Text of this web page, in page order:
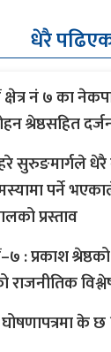
धेरै
नं ७ का
श्रेष्ठसहित
सुरुङमार्गले धेरै
पर्ने
प्रस्ताव
: प्रकाश
राजनीतिक
के छ